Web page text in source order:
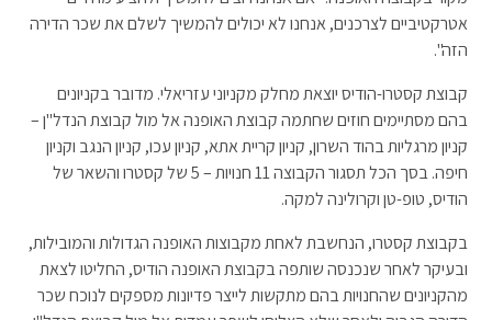
אטרקטיביים לצרכנים, אנחנו לא יכולים להמשיך לשלם את שכר הדירה
הזה".
קבוצת קסטרו-הודיס יוצאת מחלק מקניוני עזריאלי. מדובר בקניונים
בהם מסתיימים חוזים שחתמה קבוצת האופנה אל מול קבוצת הנדל"ן –
קניון מרגליות בהוד השרון, קניון קריית אתא, קניון עכו, קניון הנגב וקניון
חיפה. בסך הכל תסגור הקבוצה 11 חנויות – 5 של קסטרו והשאר של
הודיס, טופ-טן וקרולינה למקה.
בקבוצת קסטרו, הנחשבת לאחת מקבוצות האופנה הגדולות והמובילות,
ובעיקר לאחר שנכנסה שותפה בקבוצת האופנה הודיס, החליטו לצאת
מהקניונים שהחנויות בהם מתקשות לייצר פדיונות מספקים לנוכח שכר